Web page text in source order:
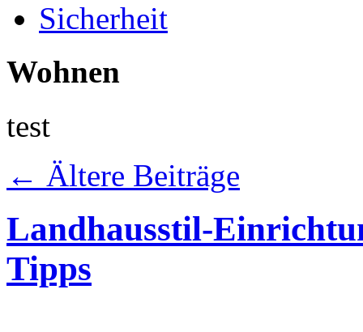
Sicherheit
Wohnen
test
← Ältere Beiträge
Landhausstil-
Tipps